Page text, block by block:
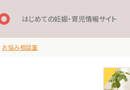
はじめての妊娠・育児情報サイト
お悩み相談室